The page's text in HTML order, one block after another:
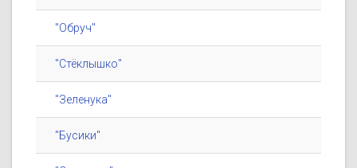
"Обруч"
"Стёклышко"
"Зеленука"
"Бусики"